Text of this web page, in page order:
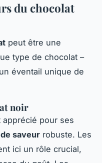
du chocolat
peut être une
type de chocolat –
éventail unique de
noir
pour ses
saveur robuste. Les
ici un rôle crucial,